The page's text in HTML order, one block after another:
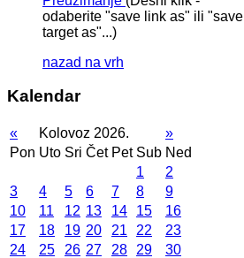
odaberite "save link as" ili "save
target as"...)
nazad na vrh
Kalendar
« Kolovoz 2026.
»
Pon Uto Sri Čet Pet Sub Ned
1
2
3
4 5 6 7 8
9
10
11 12 13 14 15
16
17
18 19 20 21 22
23
24
25 26 27 28 29
30